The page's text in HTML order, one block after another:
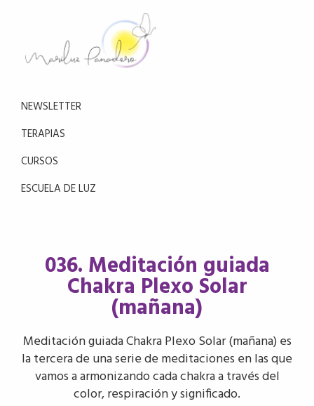
navegación
principal
a
reducir
el
estrés
con
la
NEWSLETTER
TERAPIAS
CURSOS
ESCUELA DE LUZ
036. Meditación guiada
Chakra Plexo Solar
(mañana)
Meditación guiada Chakra Plexo Solar (mañana) es
la tercera de una serie de meditaciones en las que
vamos a armonizando cada chakra a través del
color, respiración y significado.